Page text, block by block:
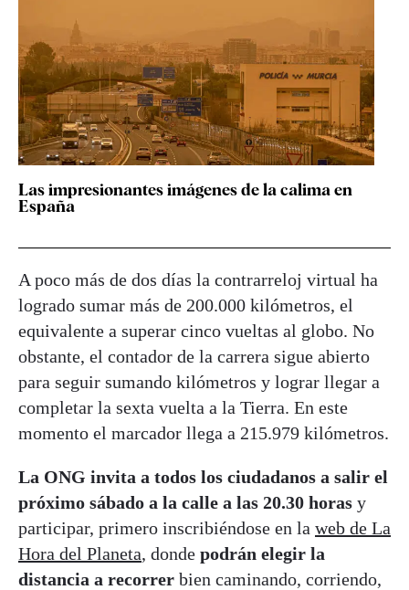
Las impresionantes imágenes de la calima en
España
A poco más de dos días la contrarreloj virtual ha
logrado sumar más de 200.000 kilómetros, el
equivalente a superar cinco vueltas al globo. No
obstante, el contador de la carrera sigue abierto
para seguir sumando kilómetros y lograr llegar a
completar la sexta vuelta a la Tierra. En este
momento el marcador llega a 215.979 kilómetros.
La ONG invita a todos los ciudadanos a salir el
próximo sábado a la calle a las 20.30 horas y
participar, primero inscribiéndose en la web de La
Hora del Planeta, donde podrán elegir la
distancia a recorrer bien caminando, corriendo,